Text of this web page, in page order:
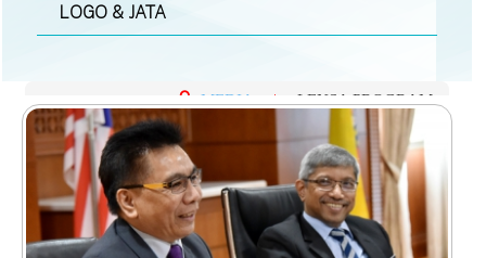
LOGO & JATA
MEDIA | LENSA PROGRAM